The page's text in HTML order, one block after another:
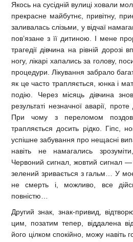
Якось на сусідній вулиці ховали
прекрасне майбутнє, привітну,
заливалась слізьми, у відчаї
пов’язане з її дитиною. І мене
трагедії дівчина на рівній дорозі
ногу, лікарі хапались за голову,
процедури. Лікування забрало
як це часто трапляється, юнка і
подію. Через місяць дівчина
результаті незначної аварії,
При чому з переломом
трапляється досить рідко. Гіпс,
успішне забування про нещасні
навіть не намагались
Червоний сигнал, жовтий сигнал
зелений зривається з гальм… У
не смерть і, можливо, все
повністю…
Другий знак, знак-привид,
цим, позатим тепер, віддалена
його цілком спокійно, можу навіть